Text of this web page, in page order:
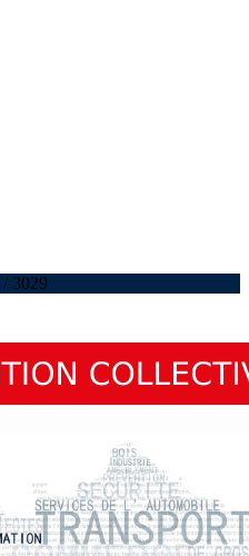
/ 3029